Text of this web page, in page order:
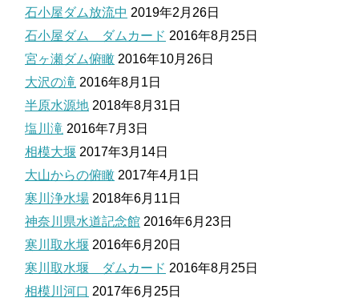
石小屋ダム放流中 2019年2月26日
石小屋ダム ダムカード 2016年8月25日
宮ヶ瀬ダム俯瞰 2016年10月26日
大沢の滝 2016年8月1日
半原水源地 2018年8月31日
塩川滝 2016年7月3日
相模大堰 2017年3月14日
大山からの俯瞰 2017年4月1日
寒川浄水場 2018年6月11日
神奈川県水道記念館 2016年6月23日
寒川取水堰 2016年6月20日
寒川取水堰 ダムカード 2016年8月25日
相模川河口 2017年6月25日